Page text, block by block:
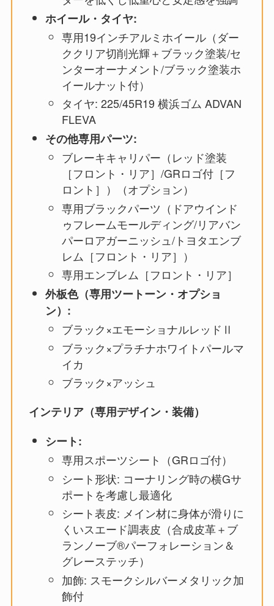
ホイール・タイヤ:
専用19インチアルミホイール（ダー
ククリア切削光輝＋ブラック塗装/セ
ンターオーナメント/ブラック塗装ホ
イールナット付）
タイヤ: 225/45R19 横浜ゴム ADVAN
FLEVA
その他専用パーツ:
ブレーキキャリパー（レッド塗装
［フロント・リア］/GRロゴ付［フ
ロント］）（オプション）
専用ブラックパーツ（ドアウインド
ゥフレームモールディング/リアバン
パーロアガーニッシュ/トヨタエンブ
レム［フロント・リア］）
専用エンブレム［フロント・リア］
外板色（専用ツートーン・オプショ
ン）:
ブラック×エモーショナルレッドⅡ
ブラック×プラチナホワイトパールマ
イカ
ブラック×アッシュ
インテリア（専用デザイン・装備）
シート:
専用スポーツシート（GRロゴ付）
シート形状: コーナリング時の横Gサ
ポートを考慮し最適化
シート表皮: メイン材に身体が滑りに
くいスエード調表皮（合成皮革＋ブ
ランノーブ®パーフォレーション＆
グレーステッチ）
加飾: スモークシルバーメタリック加
飾付